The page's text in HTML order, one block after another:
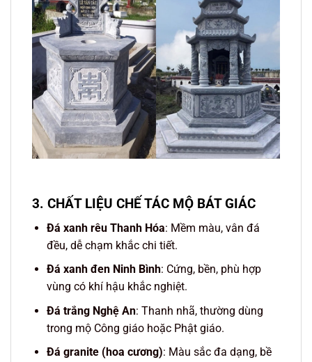
3. CHẤT LIỆU CHẾ TÁC MỘ BÁT GIÁC
Đá xanh rêu Thanh Hóa: Mềm màu, vân đá
đều, dễ chạm khắc chi tiết.
Đá xanh đen Ninh Bình: Cứng, bền, phù hợp
vùng có khí hậu khắc nghiệt.
Đá trắng Nghệ An: Thanh nhã, thường dùng
trong mộ Công giáo hoặc Phật giáo.
Đá granite (hoa cương): Màu sắc đa dạng, bề